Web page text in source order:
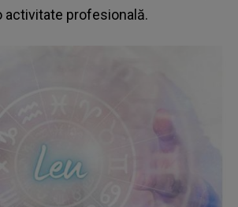
activitate profesională.